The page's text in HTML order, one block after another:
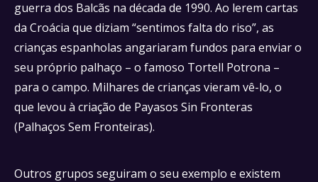
guerra dos Balcãs na década de 1990. Ao lerem cartas
da Croácia que diziam “sentimos falta do riso”, as
crianças espanholas angariaram fundos para enviar o
seu próprio palhaço – o famoso Tortell Potrona –
para o campo. Milhares de crianças vieram vê-lo, o
que levou à criação de Payasos Sin Fronteras
(Palhaços Sem Fronteiras).
Outros grupos seguiram o seu exemplo e existem